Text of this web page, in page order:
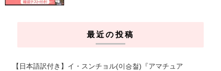
最近の投稿
【日本語訳付き】イ・スンチョル(이승철)『アマチュア